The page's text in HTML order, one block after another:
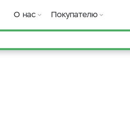
О нас Покупателю